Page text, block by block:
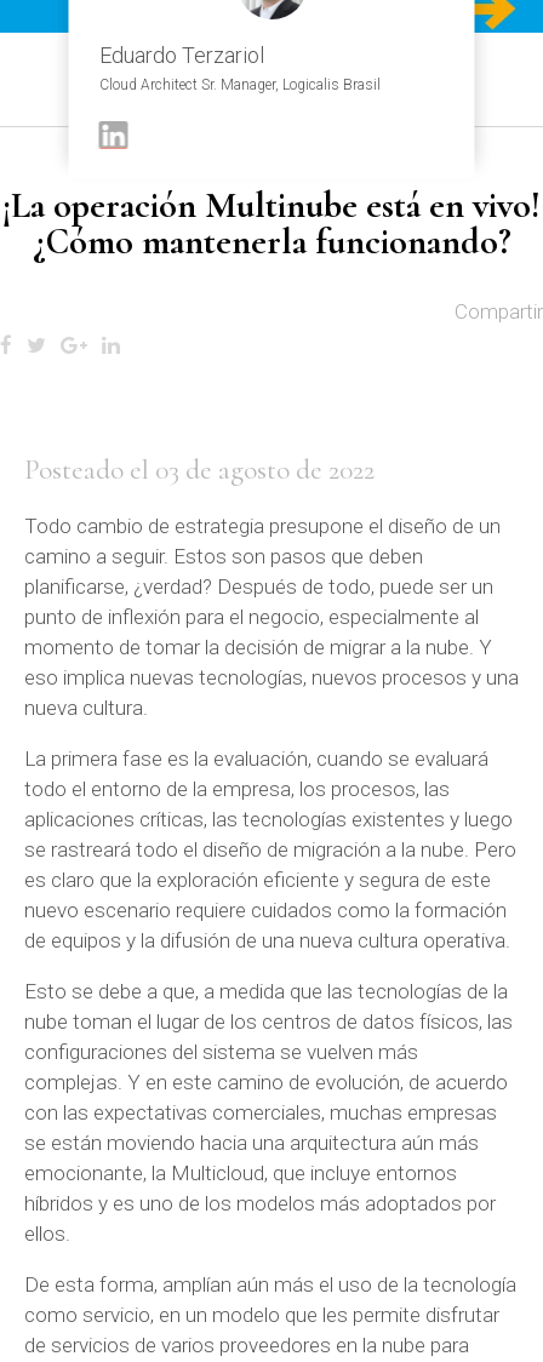
Eduardo Terzariol
Cloud Architect Sr. Manager, Logicalis Brasil
¡La operación Multinube está en vivo!
¿Cómo mantenerla funcionando?
Compartir
Posteado el 03 de agosto de 2022
Todo cambio de estrategia presupone el diseño de un
camino a seguir. Estos son pasos que deben
planificarse, ¿verdad? Después de todo, puede ser un
punto de inflexión para el negocio, especialmente al
momento de tomar la decisión de migrar a la nube. Y
eso implica nuevas tecnologías, nuevos procesos y una
nueva cultura.
La primera fase es la evaluación, cuando se evaluará
todo el entorno de la empresa, los procesos, las
aplicaciones críticas, las tecnologías existentes y luego
se rastreará todo el diseño de migración a la nube. Pero
es claro que la exploración eficiente y segura de este
nuevo escenario requiere cuidados como la formación
de equipos y la difusión de una nueva cultura operativa.
Esto se debe a que, a medida que las tecnologías de la
nube toman el lugar de los centros de datos físicos, las
configuraciones del sistema se vuelven más
complejas. Y en este camino de evolución, de acuerdo
con las expectativas comerciales, muchas empresas
se están moviendo hacia una arquitectura aún más
emocionante, la Multicloud, que incluye entornos
híbridos y es uno de los modelos más adoptados por
ellos.
De esta forma, amplían aún más el uso de la tecnología
como servicio, en un modelo que les permite disfrutar
de servicios de varios proveedores en la nube para